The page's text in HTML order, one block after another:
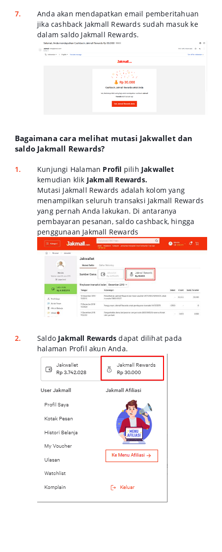
Anda akan mendapatkan email pemberitahuan
jika cashback Jakmall Rewards sudah masuk ke
dalam saldo Jakmall Rewards.
Bagaimana cara melihat mutasi Jakwallet dan
saldo Jakmall Rewards?
Kunjungi Halaman Profil pilih Jakwallet
kemudian klik Jakmall Rewards.
Mutasi Jakmall Rewards adalah kolom yang
menampilkan seluruh transaksi Jakmall Rewards
yang pernah Anda lakukan. Di antaranya
pembayaran pesanan, saldo cashback, hingga
penggunaan Jakmall Rewards
Saldo Jakmall Rewards dapat dilihat pada
halaman Profil akun Anda.